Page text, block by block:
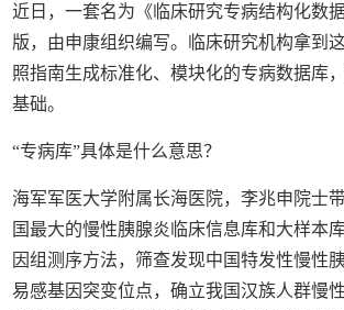
近日，一套名为《临床研究专病结构化数
版，由申康组织编写。临床研究机构拿到
照指南生成标准化、模块化的专病数据库
基础。
“专病库”具体是什么意思？
海军军医大学附属长海医院，李兆申院士
国最大的慢性胰腺炎临床信息库和大样本
因组测序方法，筛查发现中国特发性慢性
易感基因突变位点，确立我国汉族人群慢